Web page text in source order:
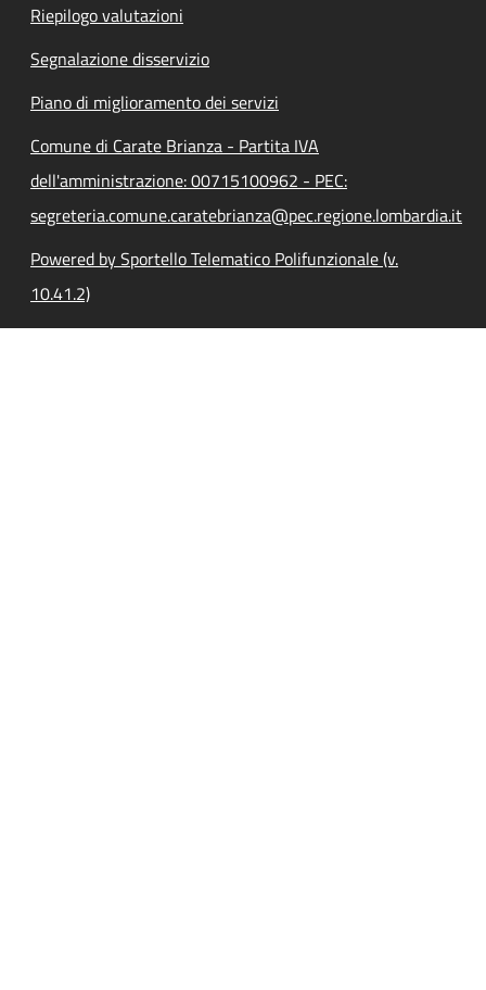
Riepilogo valutazioni
Segnalazione disservizio
Piano di miglioramento dei servizi
Comune di Carate Brianza - Partita IVA
dell'amministrazione: 00715100962 - PEC:
segreteria.comune.caratebrianza@pec.regione.lombardia.it
Powered by Sportello Telematico Polifunzionale (v.
10.41.2)